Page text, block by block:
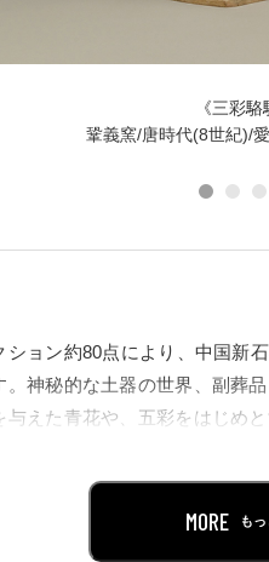
《三彩駱
鞏義窯/唐時代(8世紀)/
ョン約80点により、中国新
神秘的な土器の世界、副葬
与えた青花や、五彩をはじめ
砂漠の舟」「蓋のつまみにゆ
MORE も